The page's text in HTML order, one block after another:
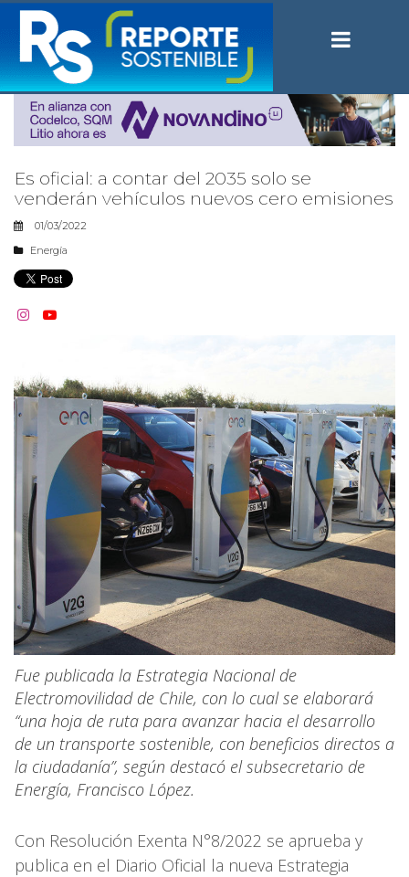
Es oficial: a contar del 2035 solo se
venderán vehículos nuevos cero emisiones
01/03/2022
Energía
 
Fue publicada la Estrategia Nacional de
Electromovilidad de Chile, con lo cual se elaborará
“una hoja de ruta para avanzar hacia el desarrollo
de un transporte sostenible, con beneficios directos a
la ciudadanía”, según destacó el subsecretario de
Energía, Francisco López.
Con Resolución Exenta N°8/2022 se aprueba y
publica en el Diario Oficial la nueva Estrategia